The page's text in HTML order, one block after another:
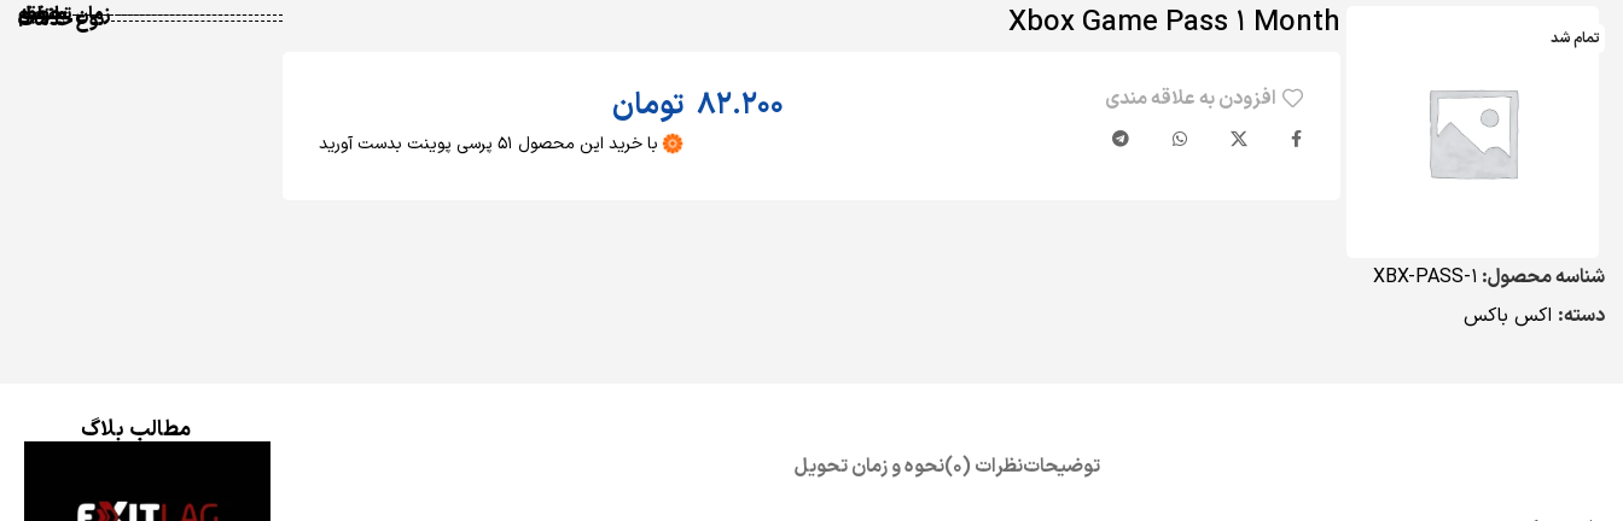
تمام شد
شناسه محصول: XBX-PASS-1
دسته: اکس باکس
Xbox Game Pass 1 Month
افزودن به علاقه مندی 82.200 تومان
با خرید این محصول 51 پرسی پوینت بدست آورید
نوع خدمات
زمان تحویل
پلتفرم
منطقه
توضیحاتنظرات (0) نحوه و زمان تحویل
مطالب بلاگ